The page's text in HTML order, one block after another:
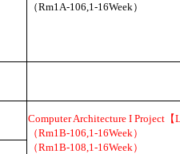
（Rm1A-106,1-16Week）
Computer Architecture I Project【
（Rm1B-106,1-16Week）
（Rm1B-108,1-16Week）